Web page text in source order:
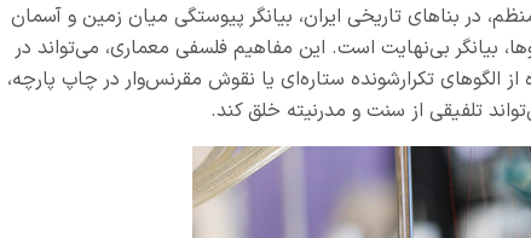
در بناهای تاریخی ایران، بیانگر پیوستگی میان زمین و آسمان
بیانگر بی‌نهایت است. این مفاهیم فلسفی معماری، می‌تواند در
الگوهای تکرارشونده ستاره‌ای یا نقوش مقرنس‌وار در چاپ پارچه،
تلفیقی از سنت و مدرنیته خلق کند.